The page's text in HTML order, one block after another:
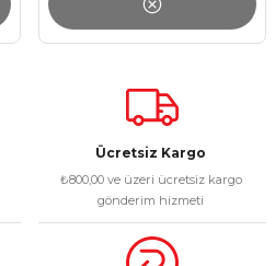
Ücretsiz Kargo
₺800,00 ve üzeri ücretsiz kargo
gönderim hizmeti